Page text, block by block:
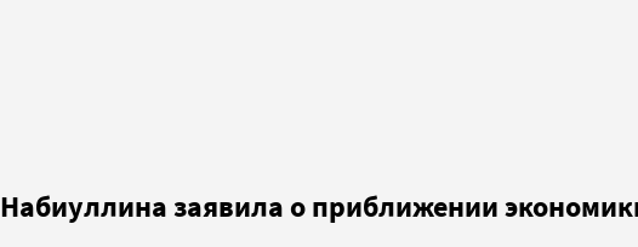
Набиуллина заявила о приближении